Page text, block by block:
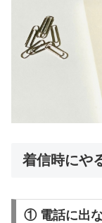
着信時にや
① 電話に出